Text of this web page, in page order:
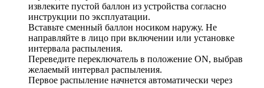
извлеките пустой баллон из устройства согласно
инструкции по эксплуатации.
Вставьте сменный баллон носиком наружу. Не
направляйте в лицо при включении или установке
интервала распыления.
Переведите переключатель в положение ON, выбрав
желаемый интервал распыления.
Первое распыление начнется автоматически через